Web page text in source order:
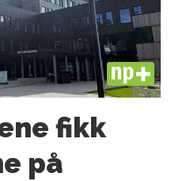
PLUS
fikk
på